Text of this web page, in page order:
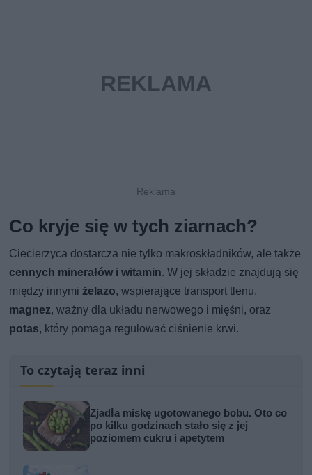
Co kryje się w tych ziarnach?
Ciecierzyca dostarcza nie tylko makroskładników, ale także
cennych minerałów i witamin. W jej składzie znajdują się
między innymi żelazo, wspierające transport tlenu,
magnez, ważny dla układu nerwowego i mięśni, oraz
potas, który pomaga regulować ciśnienie krwi.
To czytają teraz inni
Zjadła miskę ugotowanego bobu. Oto co
po kilku godzinach stało się z jej
poziomem cukru i apetytem